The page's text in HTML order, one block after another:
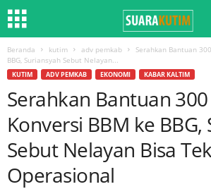
Beranda kutim adv pemkab
Serahkan Bantuan
BBG, Suriansyah Sebut Nelayan...
KUTIM ADV PEMKAB EKONOMI KABAR KALTIM
Serahkan Bantuan
Konversi BBM ke BBG,
Sebut Nelayan Bisa
Operasional